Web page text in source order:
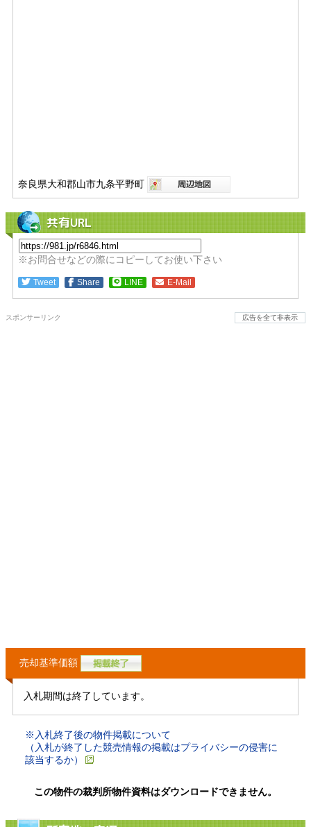
奈良県大和郡山市九条平野町
共有URL
※お問合せなどの際にコピーしてお使い下さい
Tweet Share LINE E-Mail
スポンサーリンク 広告を全て非表示
売却基準価額
入札期間は終了しています。
※入札終了後の物件掲載について
（入札が終了した競売情報の掲載はプライバシーの侵害に
該当するか）
この物件の裁判所物件資料はダウンロードできません。